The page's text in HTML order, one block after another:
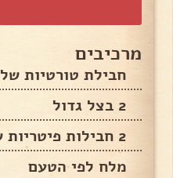
מרכיבים
חבילת טורטיות של 12
2 בצל גדול
2 חבילות פיטריות שימורים
מלח לפי הטעם